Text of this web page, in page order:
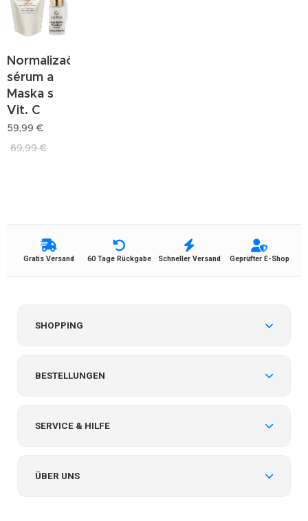
Normalizačné
sérum a
Maska s
Vit. C
59,99 €
69,99€
Gratis Versand 60 Tage Rückgabe Schneller Versand Geprüfter E-Shop
SHOPPING
BESTELLUNGEN
SERVICE & HILFE
ÜBER UNS